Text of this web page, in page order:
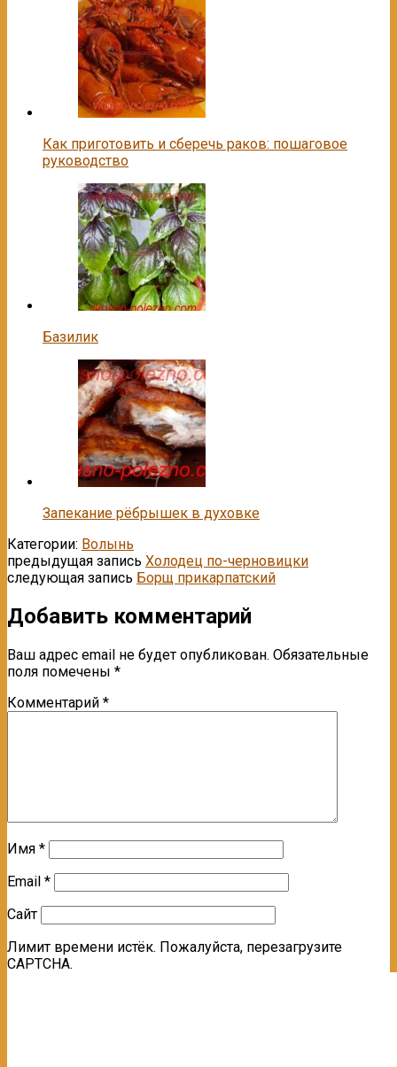
Как приготовить и сберечь раков: пошаговое
руководство
Базилик
Запекание рёбрышек в духовке
Категории: Волынь
предыдущая запись Холодец по-черновицки
следующая запись Борщ прикарпатский
Добавить комментарий
Ваш адрес email не будет опубликован. Обязательные
поля помечены *
Комментарий *
Имя *
Email *
Сайт
Лимит времени истёк. Пожалуйста, перезагрузите
CAPTCHA.